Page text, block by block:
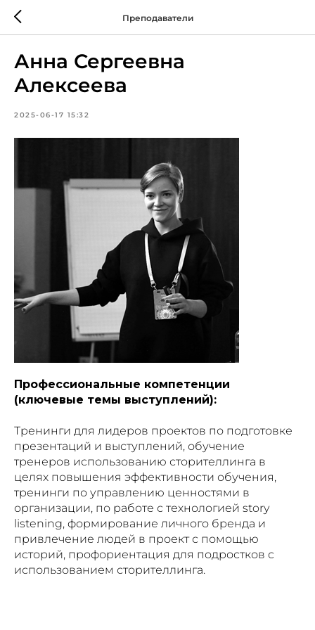
Преподаватели
Анна Сергеевна
Алексеева
2025-06-17 15:32
Профессиональные компетенции
(ключевые темы выступлений):
Тренинги для лидеров проектов по подготовке
презентаций и выступлений, обучение
тренеров использованию сторителлинга в
целях повышения эффективности обучения,
тренинги по управлению ценностями в
организации, по работе с технологией story
listening, формирование личного бренда и
привлечение людей в проект с помощью
историй, профориентация для подростков с
использованием сторителлинга.